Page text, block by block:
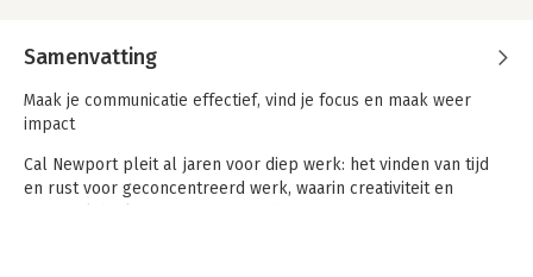
Samenvatting
Maak je communicatie effectief, vind je focus en maak weer
impact
Cal Newport pleit al jaren voor diep werk: het vinden van tijd
en rust voor geconcentreerd werk, waarin creativiteit en